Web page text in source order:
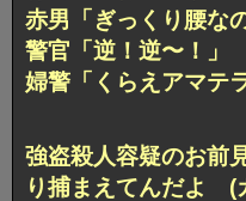
赤男「ぎっくり腰な
警官「逆！逆〜！」
婦警「くらえアマ
強盗殺人容疑のお前
り捕まえてんだよ (